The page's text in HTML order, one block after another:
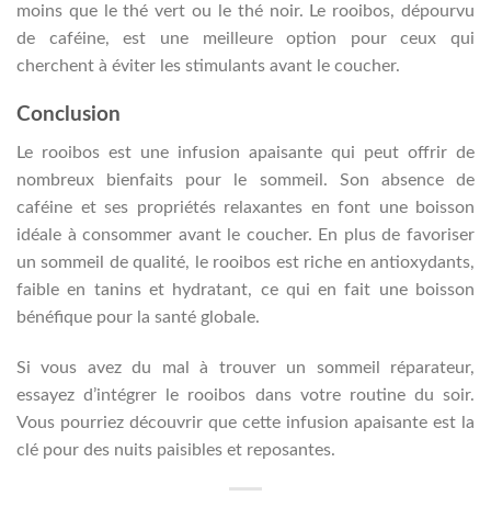
moins que le thé vert ou le thé noir. Le rooibos, dépourvu
de caféine, est une meilleure option pour ceux qui
cherchent à éviter les stimulants avant le coucher.
Conclusion
Le rooibos est une infusion apaisante qui peut offrir de
nombreux bienfaits pour le sommeil. Son absence de
caféine et ses propriétés relaxantes en font une boisson
idéale à consommer avant le coucher. En plus de favoriser
un sommeil de qualité, le rooibos est riche en antioxydants,
faible en tanins et hydratant, ce qui en fait une boisson
bénéfique pour la santé globale.
Si vous avez du mal à trouver un sommeil réparateur,
essayez d’intégrer le rooibos dans votre routine du soir.
Vous pourriez découvrir que cette infusion apaisante est la
clé pour des nuits paisibles et reposantes.